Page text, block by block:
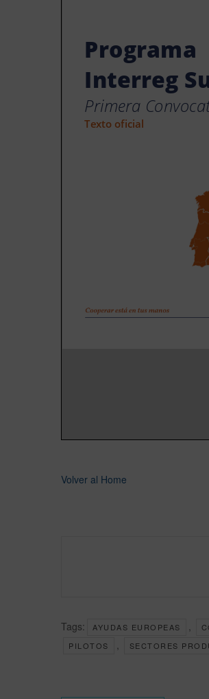
Volver al Home
Tags: AYUDAS EUROPEAS
PILOTOS SECTORES